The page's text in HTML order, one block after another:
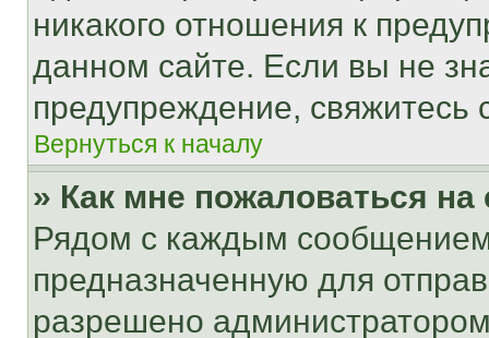
никакого отношения к
данном сайте. Если вы не
предупреждение,
Вернуться к началу
» Как мне пожаловаться
Рядом с каждым сообщением
предназначенную для
разрешено